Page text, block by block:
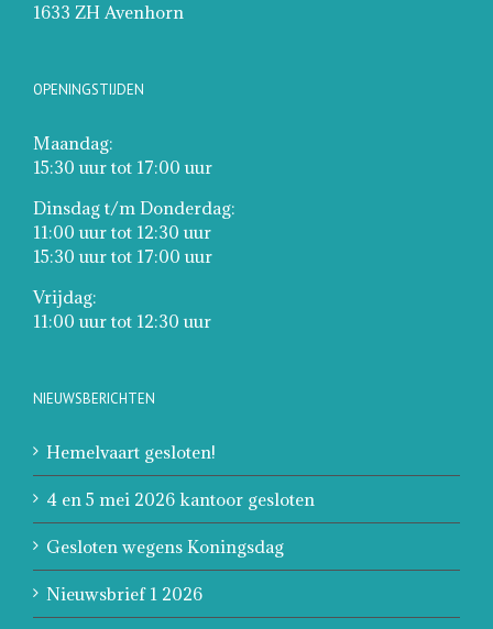
1633 ZH Avenhorn
OPENINGSTIJDEN
Maandag:
15:30 uur tot 17:00 uur
Dinsdag t/m Donderdag:
11:00 uur tot 12:30 uur
15:30 uur tot 17:00 uur
Vrijdag:
11:00 uur tot 12:30 uur
NIEUWSBERICHTEN
Hemelvaart gesloten!
4 en 5 mei 2026 kantoor gesloten
Gesloten wegens Koningsdag
Nieuwsbrief 1 2026